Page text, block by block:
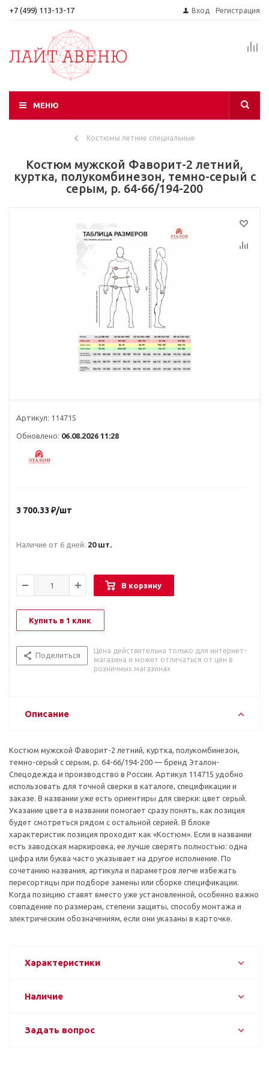
+7 (499) 113-13-17 Вход Регистрация
МЕНЮ
Костюмы летние специальные
Костюм мужской Фаворит-2 летний,
куртка, полукомбинезон, темно-серый с
серым, р. 64-66/194-200
Артикул: 114715
Обновлено: 06.08.2026 11:28
3 700.33 ₽/шт
Наличие от 6 дней: 20 шт.
В корзину
Купить в 1 клик
Поделиться
Цена действительна только для интернет-
магазина и может отличаться от цен в
розничных магазинах
Описание
Костюм мужской Фаворит-2 летний, куртка, полукомбинезон,
темно-серый с серым, р. 64-66/194-200 — бренд Эталон-
Спецодежда и производство в России. Артикул 114715 удобно
использовать для точной сверки в каталоге, спецификации и
заказе. В названии уже есть ориентиры для сверки: цвет серый.
Указание цвета в названии помогает сразу понять, как позиция
будет смотреться рядом с остальной серией. В блоке
характеристик позиция проходит как «Костюм». Если в названии
есть заводская маркировка, ее лучше сверять полностью: одна
цифра или буква часто указывает на другое исполнение. По
сочетанию названия, артикула и параметров легче избежать
пересортицы при подборе замены или сборке спецификации.
Когда позицию ставят вместо уже установленной, особенно важно
совпадение по размерам, степени защиты, способу монтажа и
электрическим обозначениям, если они указаны в карточке.
Характеристики
Наличие
Задать вопрос